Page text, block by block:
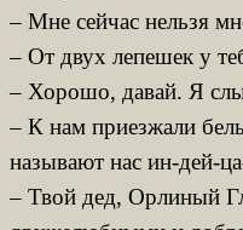
– Мне сейчас нельзя
– От двух лепешек у
– Хорошо, давай. Я
– К нам приезжали
называют нас ин-дей-
– Твой дед, Орлиный